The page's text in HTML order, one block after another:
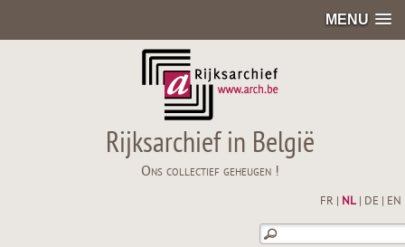
MENU
Rijksarchief in België
Ons collectief geheugen !
FR NL| DE EN